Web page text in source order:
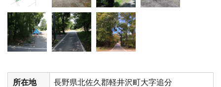
所在地 長野県北佐久郡軽井沢町大字追分